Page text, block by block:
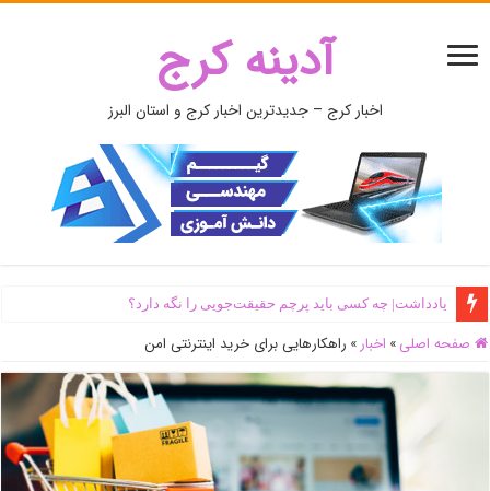
آدینه کرج
اخبار کرج – جدیدترین اخبار کرج و استان البرز
یادداشت| ‌چه کسی باید پرچم حقیقت‌جویی را نگه دارد؟
صفحه اصلی » اخبار » راهکارهایی برای خرید اینترنتی امن